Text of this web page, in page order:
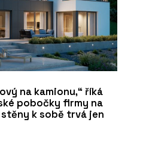
na kamionu,“ říká
pobočky firmy na
k sobě trvá jen